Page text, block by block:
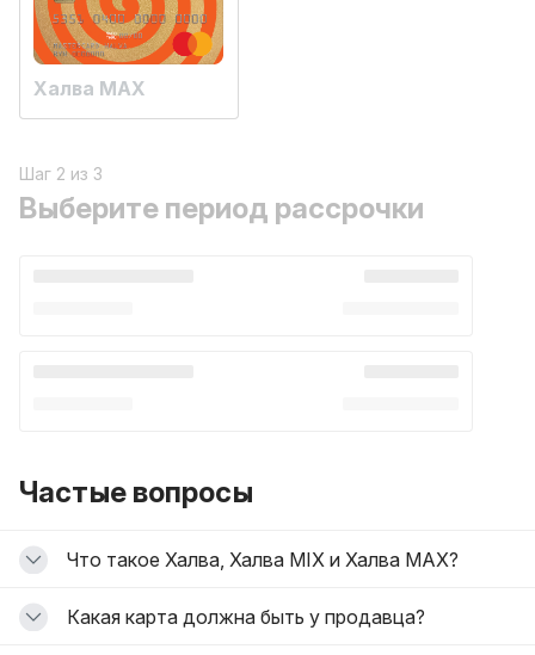
Халва MAX
Шаг 2 из 3
Выберите период рассрочки
Частые вопросы
Что такое Халва, Халва MIX и Халва MAX?
Какая карта должна быть у продавца?